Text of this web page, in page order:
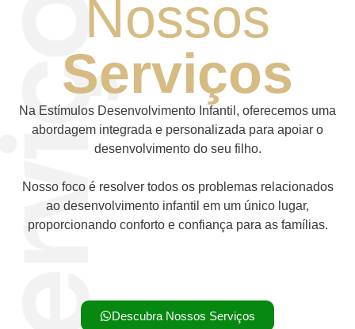
Nossos
Serviços
Na Estímulos Desenvolvimento Infantil, oferecemos uma
abordagem integrada e personalizada para apoiar o
desenvolvimento do seu filho.
Nosso foco é resolver todos os problemas relacionados
ao desenvolvimento infantil em um único lugar,
proporcionando conforto e confiança para as famílias.
Descubra Nossos Serviços